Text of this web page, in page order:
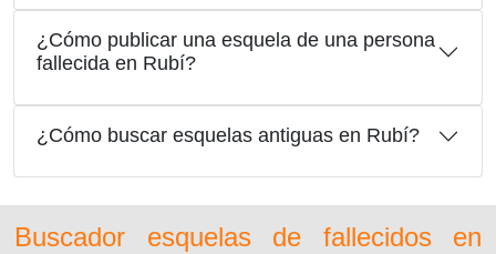
¿Cómo publicar una esquela de una persona
fallecida en Rubí?
¿Cómo buscar esquelas antiguas en Rubí?
Buscador esquelas de fallecidos en